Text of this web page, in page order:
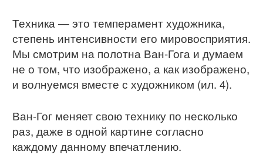
Техника — это темперамент художника,
степень интенсивности его мировосприятия.
Мы смотрим на полотна Ван-Гога и думаем
не о том, что изображено, а как изображено,
и волнуемся вместе с художником (ил. 4).
Ван-Гог меняет свою технику по несколько
раз, даже в одной картине согласно
каждому данному впечатлению.